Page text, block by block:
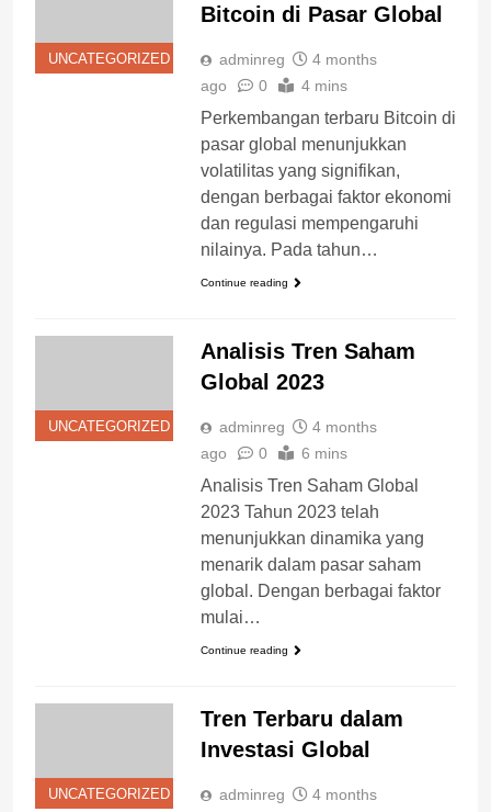
UNCATEGORIZED
Bitcoin di Pasar Global
adminreg
4 months
ago
0 4 mins
Perkembangan terbaru Bitcoin di
pasar global menunjukkan
volatilitas yang signifikan,
dengan berbagai faktor ekonomi
dan regulasi mempengaruhi
nilainya. Pada tahun…
Continue reading
UNCATEGORIZED
Analisis Tren Saham
Global 2023
adminreg
4 months
ago
0 6 mins
Analisis Tren Saham Global
2023 Tahun 2023 telah
menunjukkan dinamika yang
menarik dalam pasar saham
global. Dengan berbagai faktor
mulai…
Continue reading
UNCATEGORIZED
Tren Terbaru dalam
Investasi Global
adminreg 4 months